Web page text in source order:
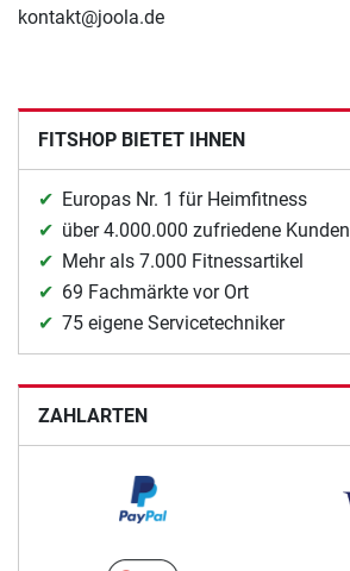
kontakt@joola.de
FITSHOP BIETET IHNEN
Europas Nr. 1 für Heimfitness
über 4.000.000 zufriedene Kunden
Mehr als 7.000 Fitnessartikel
69 Fachmärkte vor Ort
75 eigene Servicetechniker
ZAHLARTEN